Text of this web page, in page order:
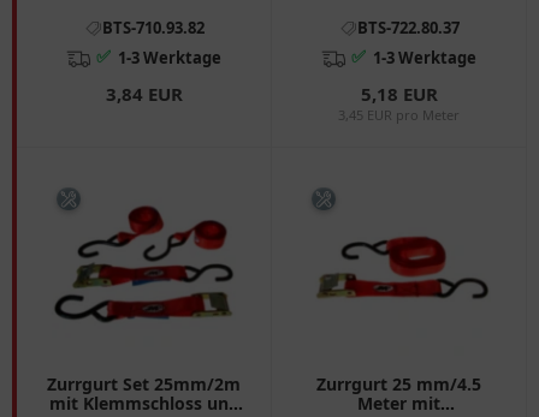
BTS-710.93.82
✅ 1-3 Werktage
3,84 EUR
Motorräder
BTS-722.80.37
✅ 1-3 Werktage
5,18 EUR
3,45 EUR pro Meter
Zurrgurt Set 25mm/2m
mit Klemmschloss und
Zurrgurt 25 mm/4.5
Meter mit